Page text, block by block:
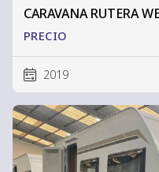
CARAVANA RUTERA
PRECIO
2019